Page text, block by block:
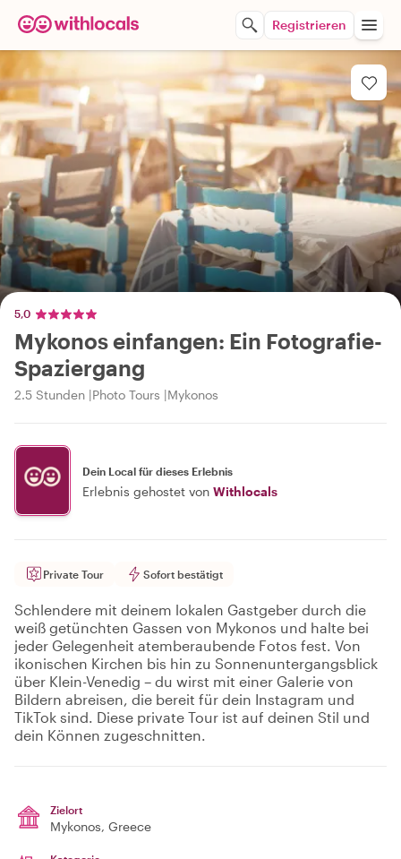
Registrieren
5,0
Mykonos einfangen: Ein Fotografie-
Spaziergang
2.5 Stunden Photo Tours Mykonos
Dein Local für dieses Erlebnis
Erlebnis gehostet von Withlocals
Private Tour Sofort bestätigt
Schlendere mit deinem lokalen Gastgeber durch die
weiß getünchten Gassen von Mykonos und halte bei
jeder Gelegenheit atemberaubende Fotos fest. Von
ikonischen Kirchen bis hin zu Sonnenuntergangsblick
über Klein-Venedig – du wirst mit einer Galerie von
Bildern abreisen, die bereit für dein Instagram und
TikTok sind. Diese private Tour ist auf deinen Stil und
dein Können zugeschnitten.
Zielort
Mykonos, Greece